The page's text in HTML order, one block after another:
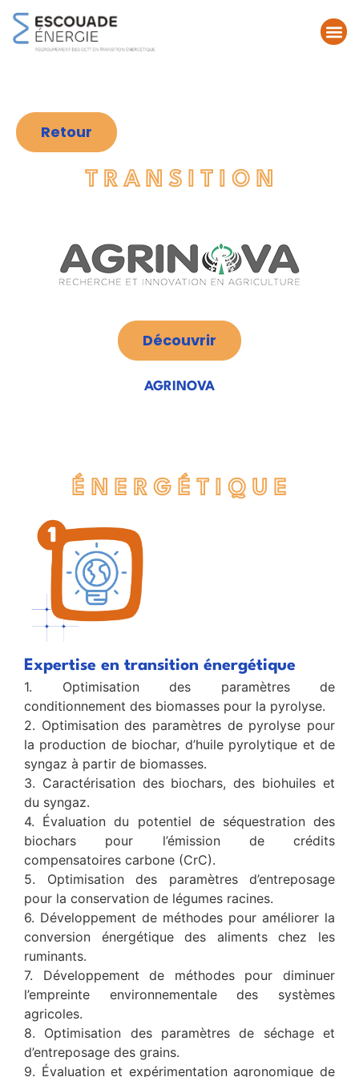
Retour
T R A N S I T I O N
Découvrir
AGRINOVA
Expertise en transition énergétique
1. Optimisation des paramètres de
conditionnement des biomasses pour la pyrolyse.
2. Optimisation des paramètres de pyrolyse pour
la production de biochar, d’huile pyrolytique et de
syngaz à partir de biomasses.
3. Caractérisation des biochars, des biohuiles et
du syngaz.
4. Évaluation du potentiel de séquestration des
biochars pour l’émission de crédits
compensatoires carbone (CrC).
5. Optimisation des paramètres d’entreposage
pour la conservation de légumes racines.
6. Développement de méthodes pour améliorer la
conversion énergétique des aliments chez les
ruminants.
7. Développement de méthodes pour diminuer
l’empreinte environnementale des systèmes
agricoles.
8. Optimisation des paramètres de séchage et
d’entreposage des grains.
9. Évaluation et expérimentation agronomique de
É N E R G É T I Q U E